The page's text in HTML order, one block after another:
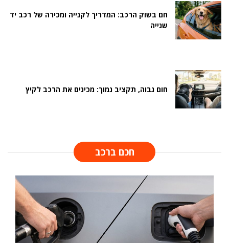
חם בשוק הרכב: המדריך לקנייה ומכירה של רכב יד
שנייה
חום גבוה, תקציב נמוך: מכינים את הרכב לקיץ
חכם ברכב